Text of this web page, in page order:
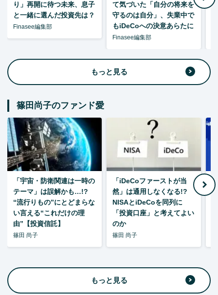
り」再開に待つ未来、息子
と一緒に選んだ投資先は？
Finasee編集部
て気づいた「自分の将来を
守るのは自分」、失業中で
もiDeCoへの決意あらたに
Finasee編集部
もっと見る
篠田尚子のファンド愛
「宇宙・防衛関連は一時の
テーマ」は誤解かも…!?
“流行りもの”にとどまらな
い言える“これだけの理
由”【投資信託】
篠田 尚子
「iDeCoファーストが当
然」は通用しなくなる!?
NISAとiDeCoを同列に
「投資口座」と考えてよい
のか
篠田 尚子
もっと見る